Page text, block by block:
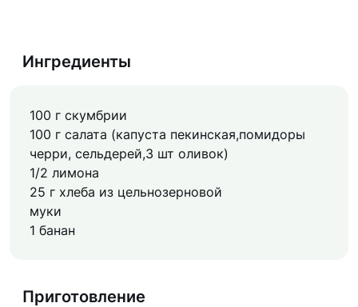
Ингредиенты
100 г скумбрии
100 г салата (капуста пекинская,помидоры
черри, сельдерей,3 шт оливок)
1/2 лимона
25 г хлеба из цельнозерновой
муки
1 банан
Приготовление